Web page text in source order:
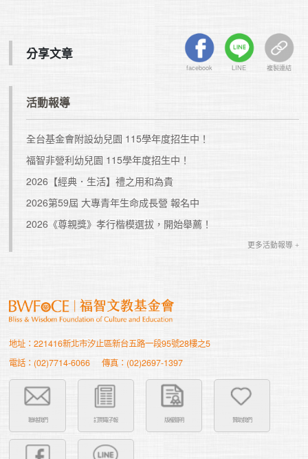
活動報導
全台基金會附設幼兒園 115學年度招生中！
福智非營利幼兒園 115學年度招生中！
2026【經典．生活】禮之用和為貴
2026第59屆 大專青年生命成長營 報名中
2026《尊親獎》孝行楷模選拔，開始舉薦！
更多活動報導 +
分享文章
facebook LINE 複製連結
地址：221416新北市汐止區新台五路一段95號28樓之5
電話：(02)7714-6066
傳真：(02)2697-1397
聯絡我們 訂閱電子報 版權聲明 贊助我們